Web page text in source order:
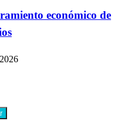
económico de